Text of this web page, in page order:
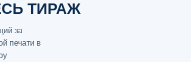
ТИРАЖ
за
печати в